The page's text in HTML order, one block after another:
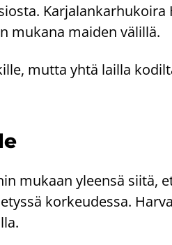
mu­ka­na mai­den vä­lil­lä.
mutta yhtä lail­la
mu­kaan yleen­sä siitä,
kor­keu­des­sa.